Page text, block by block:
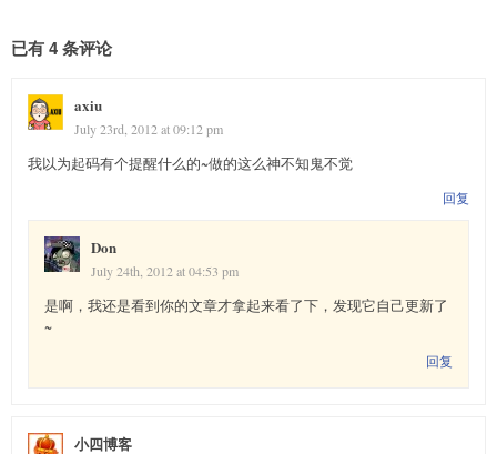
已有 4 条评论
axiu
July 23rd, 2012 at 09:12 pm
我以为起码有个提醒什么的~做的这么神不知鬼不觉
回复
Don
July 24th, 2012 at 04:53 pm
是啊，我还是看到你的文章才拿起来看了下，发现它自己更新了
~
回复
小四博客